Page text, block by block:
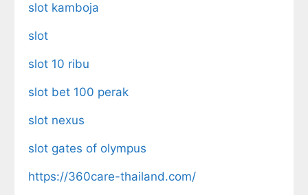
slot kamboja
slot
slot 10 ribu
slot bet 100 perak
slot nexus
slot gates of olympus
https://360care-thailand.com/